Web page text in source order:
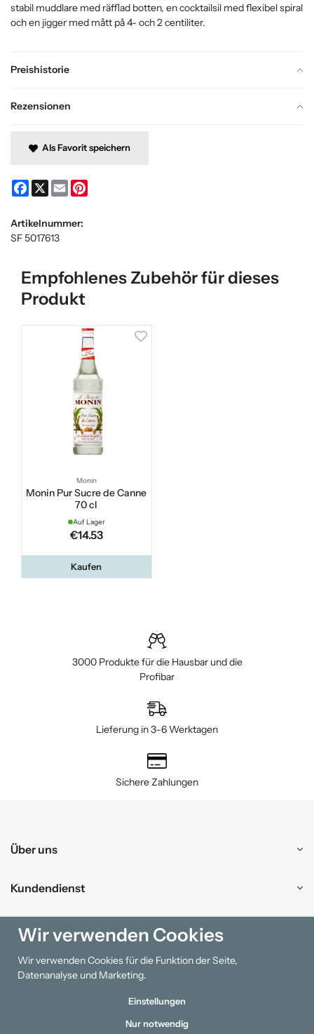
Preishistorie
Rezensionen
stabil muddlare med räfflad botten, en cocktailsil med flexibel spiral
och en jigger med mått på 4- och 2 centiliter.
Als Favorit speichern
Facebook
X Email
Artikelnummer:
SF 5017613
Empfohlenes Zubehör für dieses
Produkt
Monin
Monin Pur Sucre de Canne
70 cl
Auf Lager
€14.53
Kaufen
3000 Produkte für die Hausbar und die
Profibar
Lieferung in 3–6 Werktagen
Sichere Zahlungen
Über uns
Kundendienst
Einkaufen
Information
Wir verwenden Cookies
Wir verwenden Cookies für die Funktion der Seite,
Datenanalyse und Marketing.
Einstellungen
Nur notwendig